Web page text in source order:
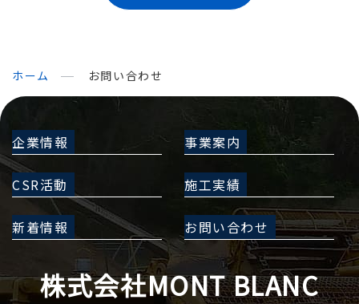
ホーム お問い合わせ
企業情報 事業案内
CSR活動 施工実績
新着情報 お問い合わせ
株式会社MONT BLANC